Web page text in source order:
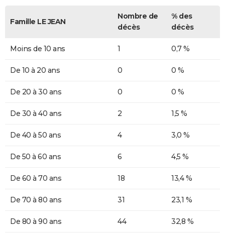
Famille LE JEAN
Nombre de
décès
% des
décès
Moins de 10 ans 1 0,7 %
De 10 à 20 ans 0 0 %
De 20 à 30 ans 0 0 %
De 30 à 40 ans 2 1,5 %
De 40 à 50 ans 4 3,0 %
De 50 à 60 ans 6 4,5 %
De 60 à 70 ans 18 13,4 %
De 70 à 80 ans 31 23,1 %
De 80 à 90 ans 44 32,8 %